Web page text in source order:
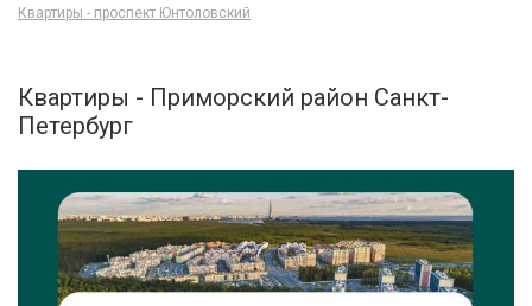
Квартиры - проспект Юнтоловский
Квартиры - Приморский район Санкт-
Петербург